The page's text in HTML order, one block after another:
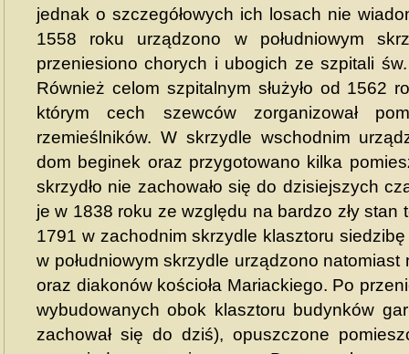
jednak o szczegółowych ich losach nie
1558 roku urządzono w południowym
przeniesiono chorych i ubogich ze szpitali
Również celom szpitalnym służyło od 1562
którym cech szewców zorganizował
rzemieślników. W skrzydle wschodnim
dom beginek oraz przygotowano kilka
skrzydło nie zachowało się do dzisiejszych
je w 1838 roku ze względu na bardzo zły stan
1791 w zachodnim skrzydle klasztoru siedzibę
w południowym skrzydle urządzono
oraz diakonów kościoła Mariackiego. Po
wybudowanych obok klasztoru budynków
zachował się do dziś), opuszczone